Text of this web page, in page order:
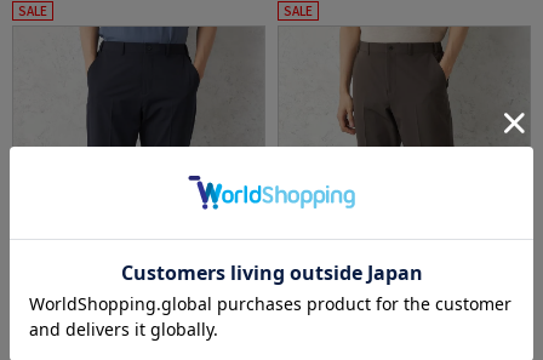
SALE SALE